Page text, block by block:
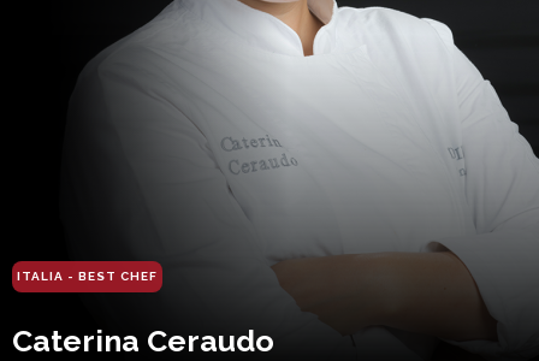
ITALIA - BEST CHEF
Caterina Ceraudo